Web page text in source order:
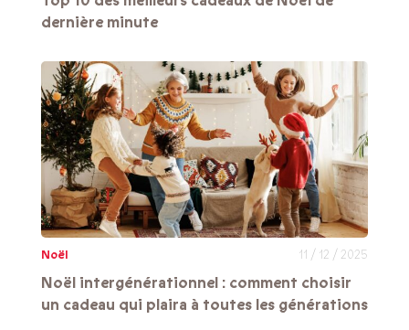
dernière minute
Noël 11 / 12 / 2025
Noël intergénérationnel : comment choisir
un cadeau qui plaira à toutes les générations